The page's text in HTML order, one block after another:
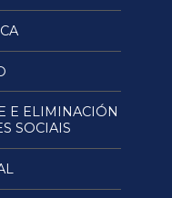
E ELIMINACIÓN
SOCIAIS